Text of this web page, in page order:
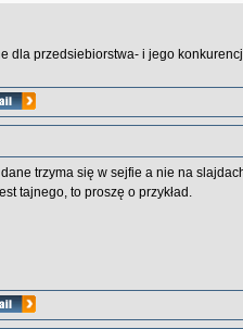
dla przedsiebiorstwa- i jego
trzyma się w sejfie a nie na
tajnego, to proszę o przykład.